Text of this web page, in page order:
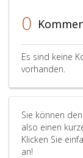
0
Es sind keine
vorhanden.
Sie können
also einen
Klicken Sie
an!